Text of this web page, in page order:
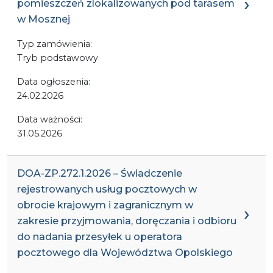
pomieszczeń zlokalizowanych pod tarasem
w Mosznej
Typ zamówienia:
Tryb podstawowy
Data ogłoszenia:
24.02.2026
Data ważności:
31.05.2026
DOA-ZP.272.1.2026 – Świadczenie
rejestrowanych usług pocztowych w
obrocie krajowym i zagranicznym w
zakresie przyjmowania, doręczania i odbioru
do nadania przesyłek u operatora
pocztowego dla Województwa Opolskiego